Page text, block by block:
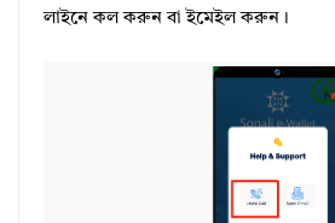
লাইনে কল করুন বা ইমেইল করুন।